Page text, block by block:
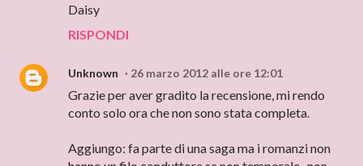
Daisy
RISPONDI
Unknown 26 marzo 2012 alle ore 12:01
Grazie per aver gradito la recensione, mi rendo
conto solo ora che non sono stata completa.
Aggiungo: fa parte di una saga ma i romanzi non